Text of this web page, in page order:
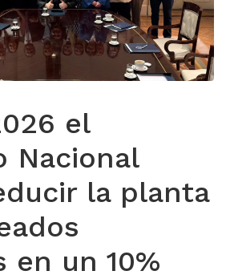
el
Nacional
la planta
en un 10%